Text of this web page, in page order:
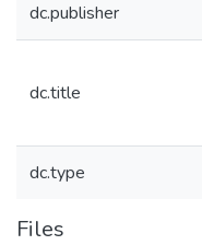
dc.publisher
dc.title
dc.type
Files